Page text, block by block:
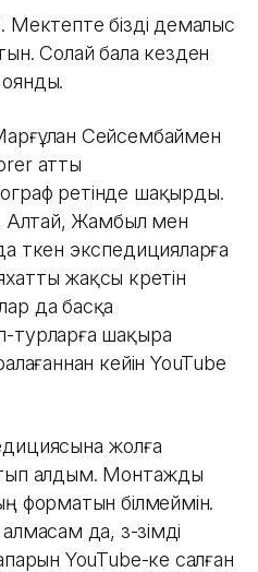
бізді демалыс
Солай бала кезден
Сейсембаймен
атты
ретінде шақырды.
Алтай, Жамбыл мен
өткен экспедицияларға
жақсы көретін
да басқа
турларға шақыра
кейін YouTube
жолға
алдым. Монтажды
форматын білмеймін.
да, өз-өзімді
YouTube-ке салған